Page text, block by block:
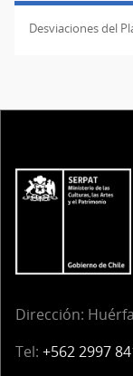
Desviaciones del
Dirección:
Tel: +562 2997